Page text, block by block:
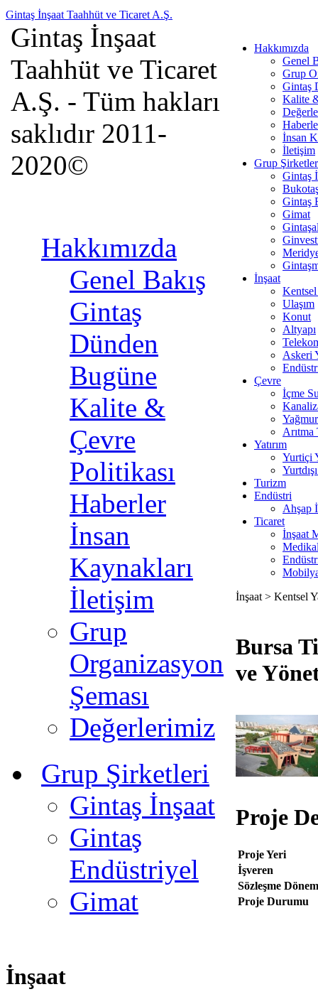
Gintaş İnşaat Taahhüt ve Ticaret A.Ş.
Hakkımızda
Genel
Grup
Gintaş
Kalite
İnsan
İletişim
Grup
Gintaş
Gintaş
Gimat
İnşaat
Kentsel
Ulaşım
Konut
Altyapı
Askeri
Çevre
İçme
Arıtma
Yatırım
Yurtiçi
Turizm
Endüstri
Ahşap
Ticaret
İnşaat
İnşaat > Kentsel
Bursa
ve
Proje
Proje Yeri
İşveren
Sözleşme
Proje Durumu
İnşaat
Gintaş İnşaat
Taahhüt ve Ticaret
A.Ş. - Tüm hakları
saklıdır 2011-
2020©
Hakkımızda
Genel Bakış
Gintaş
Dünden
Bugüne
Kalite &
Çevre
Politikası
Haberler
İnsan
Kaynakları
İletişim
Grup
Organizasyon
Şeması
Değerlerimiz
Grup Şirketleri
Gintaş İnşaat
Gintaş
Endüstriyel
Gimat